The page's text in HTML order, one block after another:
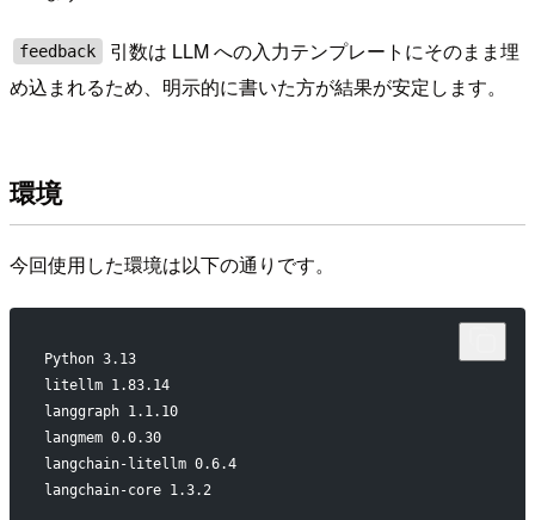
feedback
引数は LLM への入力テンプレートにそのまま埋
め込まれるため、明示的に書いた方が結果が安定します。
環境
今回使用した環境は以下の通りです。
Python 3.13
litellm 1.83.14
langgraph 1.1.10
langmem 0.0.30
langchain-litellm 0.6.4
langchain-core 1.3.2